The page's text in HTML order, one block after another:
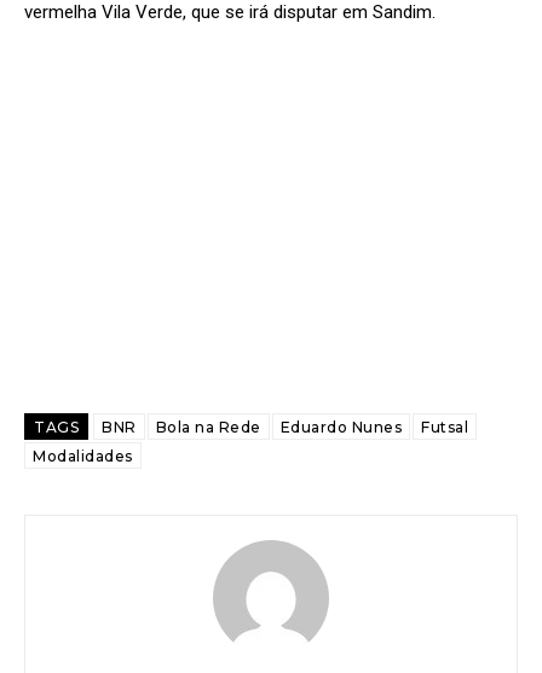
vermelha Vila Verde, que se irá disputar em Sandim.
TAGS BNR Bola na Rede Eduardo Nunes
Futsal
Modalidades